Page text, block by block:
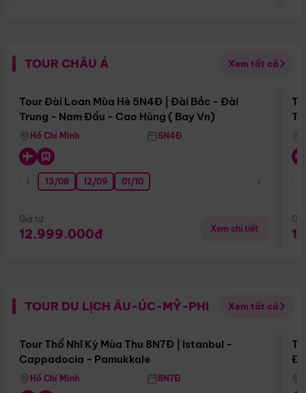
TOUR CHÂU Á Xem tất cả
Điểm nổi bật
Tour Đài Loan Mùa Hè 5N4Đ | Đài Bắc - Đài
Trung - Nam Đầu - Cao Hùng ( Bay Vn)
Hồ Chí Minh 5N4Đ
13/08 12/09 01/10
Giá từ:
12.999.000đ Xem chi tiết
TOUR DU LỊCH ÂU-ÚC-MỸ-PHI Xem tất cả
Điểm nổi bật
Tour Thổ Nhĩ Kỳ Mùa Thu 8N7Đ | Istanbul -
Cappadocia - Pamukkale
Hồ Chí Minh 8N7Đ